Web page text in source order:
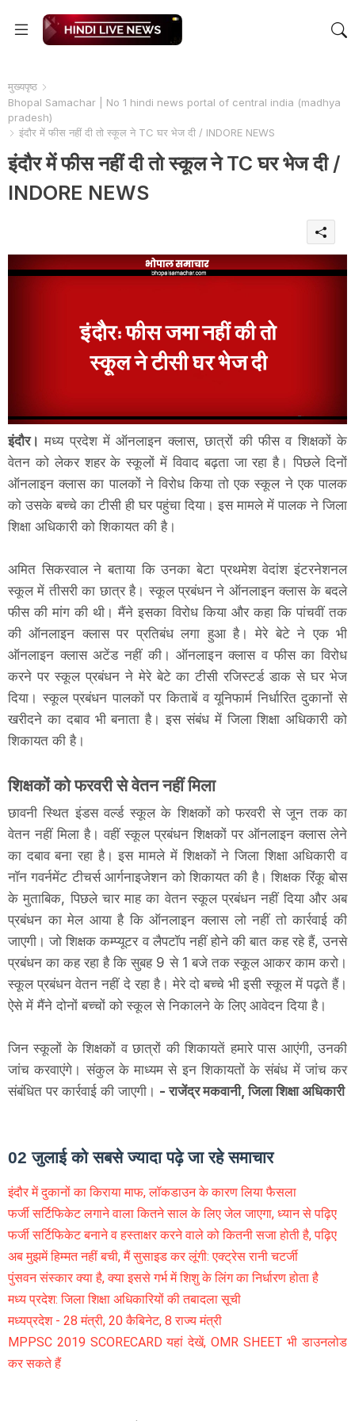
मुख्यपृष्ठ
Bhopal Samachar | No 1 hindi news portal of central india (madhya
pradesh)
इंदौर में फीस नहीं दी तो स्कूल ने TC घर भेज दी / INDORE NEWS
इंदौर में फीस नहीं दी तो स्कूल ने TC घर भेज दी /
INDORE NEWS
इंदौर। मध्य प्रदेश में ऑनलाइन क्लास, छात्रों की फीस व शिक्षकों के
वेतन को लेकर शहर के स्कूलों में विवाद बढ़ता जा रहा है। पिछले दिनों
ऑनलाइन क्लास का पालकों ने विरोध किया तो एक स्कूल ने एक पालक
को उसके बच्चे का टीसी ही घर पहुंचा दिया। इस मामले में पालक ने जिला
शिक्षा अधिकारी को शिकायत की है।
अमित सिकरवाल ने बताया कि उनका बेटा प्रथमेश वेदांश इंटरनेशनल
स्कूल में तीसरी का छात्र है। स्कूल प्रबंधन ने ऑनलाइन क्लास के बदले
फीस की मांग की थी। मैंने इसका विरोध किया और कहा कि पांचवीं तक
की ऑनलाइन क्लास पर प्रतिबंध लगा हुआ है। मेरे बेटे ने एक भी
ऑनलाइन क्लास अटेंड नहीं की। ऑनलाइन क्लास व फीस का विरोध
करने पर स्कूल प्रबंधन ने मेरे बेटे का टीसी रजिस्टर्ड डाक से घर भेज
दिया। स्कूल प्रबंधन पालकों पर किताबें व यूनिफार्म निर्धारित दुकानों से
खरीदने का दबाव भी बनाता है। इस संबंध में जिला शिक्षा अधिकारी को
शिकायत की है।
शिक्षकों को फरवरी से वेतन नहीं मिला
छावनी स्थित इंडस वर्ल्ड स्कूल के शिक्षकों को फरवरी से जून तक का
वेतन नहीं मिला है। वहीं स्कूल प्रबंधन शिक्षकों पर ऑनलाइन क्लास लेने
का दबाव बना रहा है। इस मामले में शिक्षकों ने जिला शिक्षा अधिकारी व
नॉन गवर्नमेंट टीचर्स आर्गनाइजेशन को शिकायत की है। शिक्षक रिंकू बोस
के मुताबिक, पिछले चार माह का वेतन स्कूल प्रबंधन नहीं दिया और अब
प्रबंधन का मेल आया है कि ऑनलाइन क्लास लो नहीं तो कार्रवाई की
जाएगी। जो शिक्षक कम्प्यूटर व लैपटॉप नहीं होने की बात कह रहे हैं, उनसे
प्रबंधन का कह रहा है कि सुबह 9 से 1 बजे तक स्कूल आकर काम करो।
स्कूल प्रबंधन वेतन नहीं दे रहा है। मेरे दो बच्चे भी इसी स्कूल में पढ़ते हैं।
ऐसे में मैंने दोनों बच्चों को स्कूल से निकालने के लिए आवेदन दिया है।
जिन स्कूलों के शिक्षकों व छात्रों की शिकायतें हमारे पास आएंगी, उनकी
जांच करवाएंगे। संकुल के माध्यम से इन शिकायतों के संबंध में जांच कर
संबंधित पर कार्रवाई की जाएगी। - राजेंद्र मकवानी, जिला शिक्षा अधिकारी
02 जुलाई को सबसे ज्यादा पढ़े जा रहे समाचार
इंदौर में दुकानों का किराया माफ, लॉकडाउन के कारण लिया फैसला
फर्जी सर्टिफिकेट लगाने वाला कितने साल के लिए जेल जाएगा, ध्यान से पढ़िए
फर्जी सर्टिफिकेट बनाने व हस्ताक्षर करने वाले को कितनी सजा होती है, पढ़िए
अब मुझमें हिम्मत नहीं बची, मैं सुसाइड कर लूंगी: एक्ट्रेस रानी चटर्जी
पुंसवन संस्कार क्या है, क्या इससे गर्भ में शिशु के लिंग का निर्धारण होता है
मध्य प्रदेश: जिला शिक्षा अधिकारियों की तबादला सूची
मध्यप्रदेश - 28 मंत्री, 20 कैबिनेट, 8 राज्य मंत्री
MPPSC 2019 SCORECARD यहां देखें, OMR SHEET भी डाउनलोड
कर सकते हैं